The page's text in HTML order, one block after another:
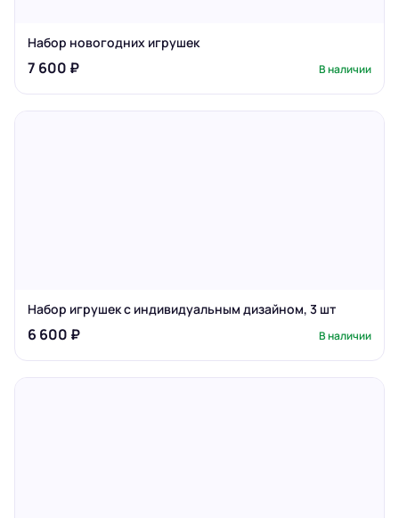
Набор новогодних игрушек
7 600 ₽ В наличии
Набор игрушек с индивидуальным дизайном, 3 шт
6 600 ₽ В наличии